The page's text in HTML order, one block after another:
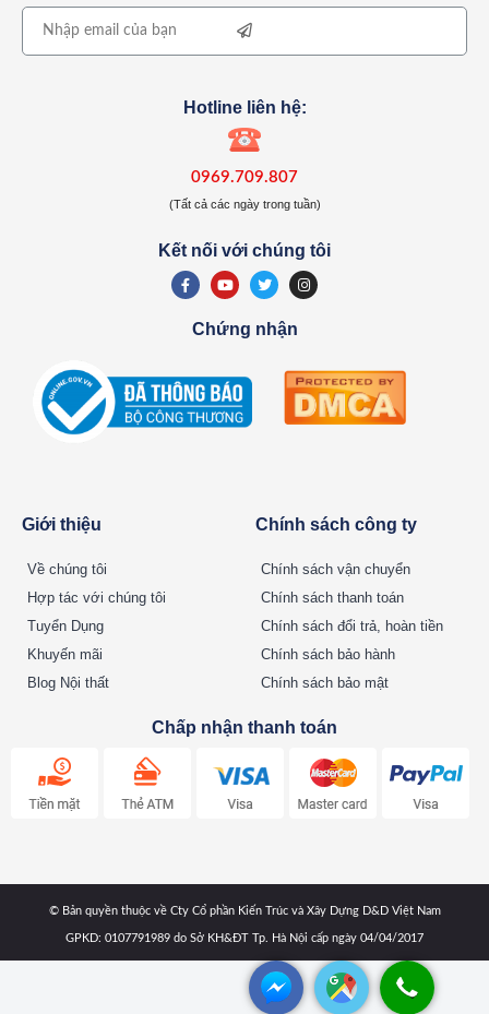
Giới thiệu
Về chúng tôi
Hợp tác với chúng tôi
Tuyển Dụng
Khuyến mãi
Blog Nội thất
Chính sách công ty
Chính sách vận chuyển
Chính sách thanh toán
Chính sách đổi trả, hoàn tiền
Chính sách bảo hành
Chính sách bảo mật
Chấp nhận thanh toán
Hotline liên hệ:
0969.709.807
(Tất cả các ngày trong tuần)
Kết nối với chúng tôi
Chứng nhận
© Bản quyền thuộc về Cty Cổ phần Kiến Trúc và Xây Dựng D&D Việt Nam
GPKD: 0107791989 do Sở KH&ĐT Tp. Hà Nội cấp ngày 04/04/2017